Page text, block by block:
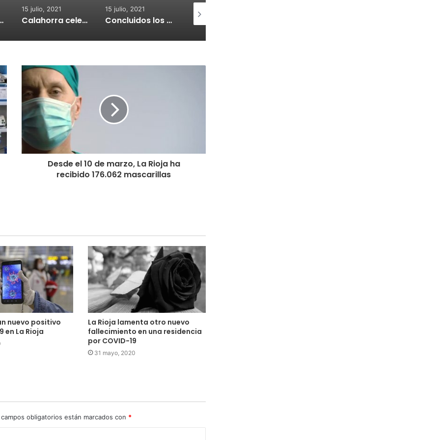
adquisión de medidores de CO2
15 julio, 2021
Calahorra celebrará el Croquetur II
15 julio, 2021
Concluidos los trabajos de reposición del asfaltado de Calahorra
Desde el 10 de marzo, La Rioja ha
recibido 176.062 mascarillas
nuevo positivo
en La Rioja
La Rioja lamenta otro nuevo
fallecimiento en una residencia
por COVID-19
31 mayo, 2020
obligatorios están marcados con *